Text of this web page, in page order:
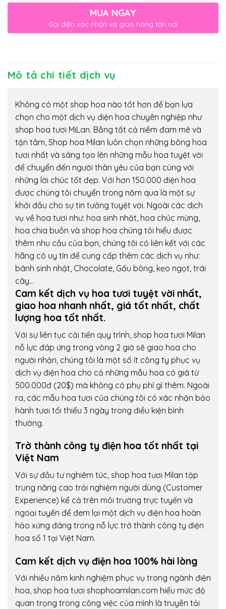
MUA NGAY
Gọi điện xác nhận và giao hàng tận nơi
Mô tả chi tiết dịch vụ
Không có một shop hoa nào tốt hơn để bạn lựa
chọn cho một dịch vụ điện hoa chuyên nghiệp như
shop hoa tươi MiLan. Bằng tất cả niềm đam mê và
tận tâm, Shop hoa Milan luôn chọn những bông hoa
tươi nhất và sáng tạo lên những mẫu hoa tuyệt vời
để chuyển đến người thân yêu của bạn cùng với
những lời chúc tốt đẹp. Với hơn 150.000 điện hoa
được chúng tôi chuyển trong năm qua là một sự
khởi đầu cho sự tin tưởng tuyệt vời. Ngoài các dịch
vụ về hoa tươi như: hoa sinh nhật, hoa chúc mừng,
hoa chia buồn và shop hoa chúng tôi hiểu được
thêm nhu cầu của bạn, chúng tôi có liên kết với các
hãng có uy tín để cung cấp thêm các dịch vụ như:
bánh sinh nhật, Chocolate, Gấu bông, kẹo ngọt, trái
cây…
Cam kết dịch vụ hoa tươi tuyệt vời nhất,
giao hoa nhanh nhất, giá tốt nhất, chất
lượng hoa tốt nhất.
Với sự liên tục cải tiến quy trình, shop hoa tươi Milan
nỗ lực đáp ứng trong vòng 2 giờ sẽ giao hoa cho
người nhận, chúng tôi là một số ít công ty phục vụ
dịch vụ điện hoa cho cả những mẫu hoa có giá từ
500.000đ (20$) mà không có phụ phí gì thêm. Ngoài
ra, các mẫu hoa tươi của chúng tôi có xác nhận bảo
hành tươi tối thiểu 3 ngày trong điều kiện bình
thường.
Trở thành công ty điện hoa tốt nhất tại
Việt Nam
Với sự đầu tư nghiêm túc, shop hoa tươi Milan tập
trung nâng cao trải nghiệm người dùng (Customer
Experience) kể cả trên môi trường trực tuyến và
ngoại tuyến để đem lại một dịch vụ điện hoa hoàn
hảo xứng đáng trong nỗ lực trở thành công ty điện
hoa số 1 tại Việt Nam.
Cam kết dịch vụ điện hoa 100% hài lòng
Với nhiều năm kinh nghiệm phục vụ trong ngành điện
hoa, shop hoa tươi shophoamilan.com hiểu mức độ
quan trọng trong công việc của mình là truyền tải